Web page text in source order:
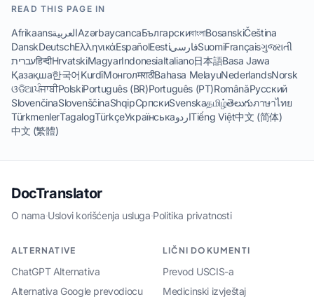
READ THIS PAGE IN
AfrikaansالعربيةAzərbaycancaБългарскиবাংলাBosanskiČeština
DanskDeutschΕλληνικάEspañolEestiفارسیSuomiFrançaisગુજરાતી
עבריתहिन्दीHrvatskiMagyarIndonesiaItaliano日本語Basa Jawa
Қазақша한국어KurdîМонголमराठीBahasa MelayuNederlandsNorsk
ଓଡିଆਪੰਜਾਬੀPolskiPortuguês (BR)Português (PT)RomânăРусский
SlovenčinaSlovenščinaShqipСрпскиSvenskaதமிழ்తెలుగుภาษาไทย
TürkmenlerTagalogTürkçeУкраїнськаاردوTiếng Việt中文 (简体)
中文 (繁體)
DocTranslator
O nama·Uslovi korišćenja usluga·Politika privatnosti
ALTERNATIVE
ChatGPT Alternativa
Alternativa Google prevodiocu
LIČNI DOKUMENTI
Prevod USCIS-a
Medicinski izvještaj